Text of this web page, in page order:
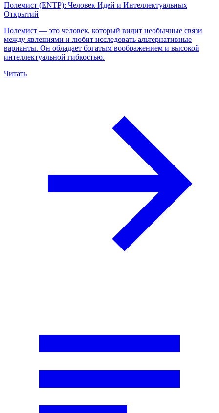
Полемист (ENTP): Человек Идей и Интеллектуальных
Открытий
Полемист — это человек, который видит необычные связи
между явлениями и любит исследовать альтернативные
варианты. Он обладает богатым воображением и высокой
интеллектуальной гибкостью.
Читать